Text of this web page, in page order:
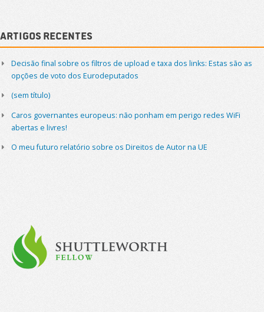
Artigos recentes
Decisão final sobre os filtros de upload e taxa dos links: Estas são as
opções de voto dos Eurodeputados
(sem título)
Caros governantes europeus: não ponham em perigo redes WiFi
abertas e livres!
O meu futuro relatório sobre os Direitos de Autor na UE